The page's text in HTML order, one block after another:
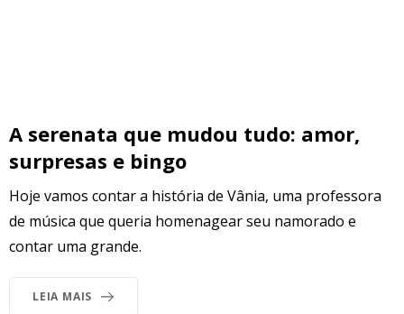
A serenata que mudou tudo: amor,
surpresas e bingo
Hoje vamos contar a história de Vânia, uma professora
de música que queria homenagear seu namorado e
contar uma grande.
LEIA MAIS